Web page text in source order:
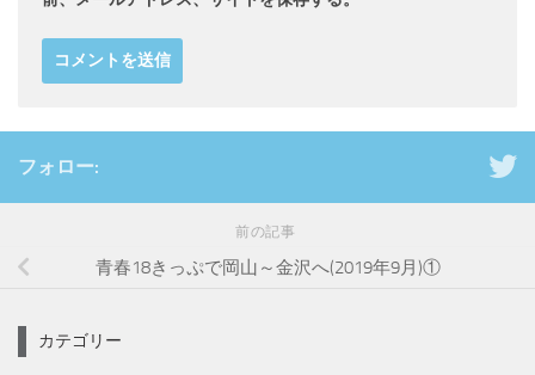
フォロー:
前の記事
青春18きっぷで岡山～金沢へ(2019年9月)①
カテゴリー